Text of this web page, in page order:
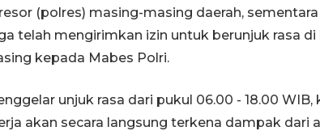
(polres) masing-masing daerah,
telah mengirimkan izin untuk berunjuk rasa
kepada Mabes Polri.
unjuk rasa dari pukul 06.00 - 18.00
akan secara langsung terkena dampak dari